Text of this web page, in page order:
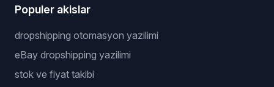
Populer akislar
dropshipping otomasyon yazilimi
eBay dropshipping yazilimi
stok ve fiyat takibi